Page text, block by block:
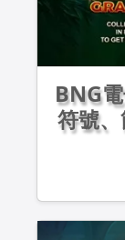
BNG
符號